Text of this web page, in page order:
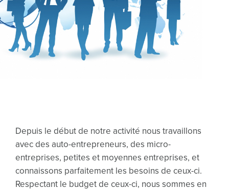
Depuis le début de notre activité nous travaillons
avec des auto-entrepreneurs, des micro-
entreprises, petites et moyennes entreprises, et
connaissons parfaitement les besoins de ceux-ci.
Respectant le budget de ceux-ci, nous sommes en